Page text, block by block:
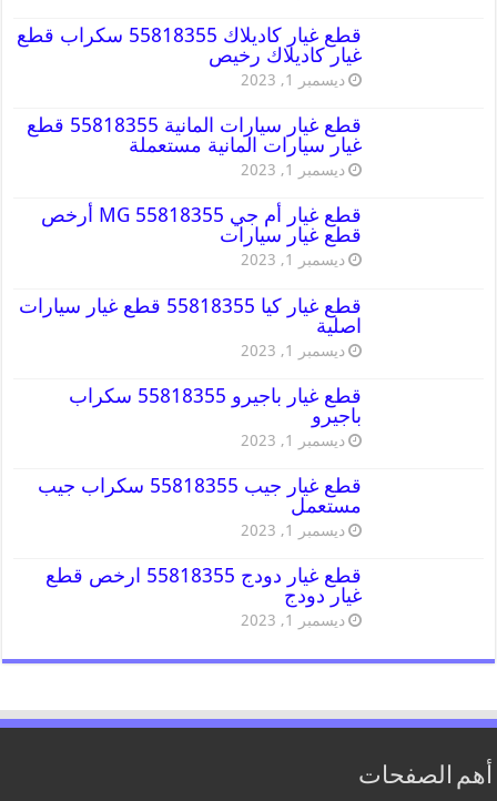
قطع غيار كاديلاك 55818355 سكراب قطع
غيار كاديلاك رخيص
ديسمبر 1, 2023
قطع غيار سيارات المانية 55818355 قطع
غيار سيارات المانية مستعملة
ديسمبر 1, 2023
قطع غيار أم جي MG 55818355 أرخص
قطع غيار سيارات
ديسمبر 1, 2023
قطع غيار كيا 55818355 قطع غيار سيارات
اصلية
ديسمبر 1, 2023
قطع غيار باجيرو 55818355 سكراب
باجيرو
ديسمبر 1, 2023
قطع غيار جيب 55818355 سكراب جيب
مستعمل
ديسمبر 1, 2023
قطع غيار دودج 55818355 ارخص قطع
غيار دودج
ديسمبر 1, 2023
أهم الصفحات